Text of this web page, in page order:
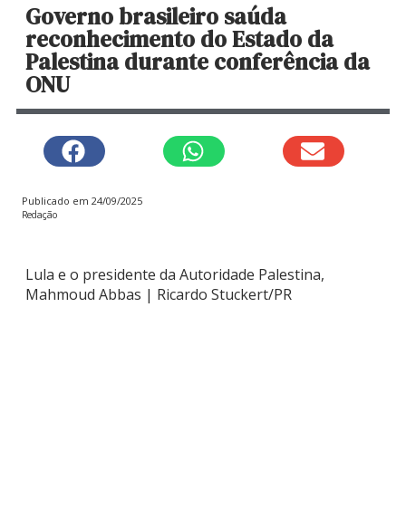
Governo brasileiro saúda
reconhecimento do Estado da
Palestina durante conferência da
ONU
Publicado em 24/09/2025
Redação
Lula e o presidente da Autoridade Palestina,
Mahmoud Abbas | Ricardo Stuckert/PR